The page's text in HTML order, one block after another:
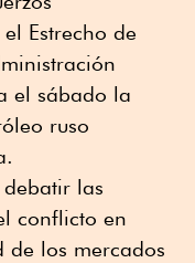
Estrecho de
el sábado la
ruso
las
conflicto en
los mercados